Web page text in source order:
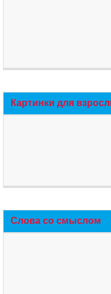
Картинки для
Слова со смыслом